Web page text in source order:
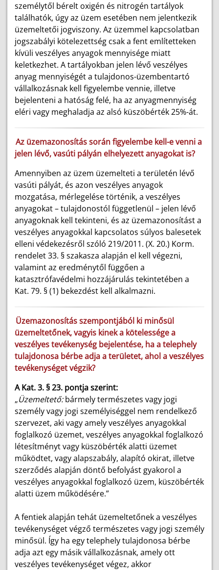
személytől bérelt oxigén és nitrogén tartályok
találhatók, úgy az üzem esetében nem jelentkezik
üzemeltetői jogviszony. Az üzemmel kapcsolatban
jogszabályi kötelezettség csak a fent említetteken
kívüli veszélyes anyagok mennyisége miatt
keletkezhet. A tartályokban jelen lévő veszélyes
anyag mennyiségét a tulajdonos-üzembentartó
vállalkozásnak kell figyelembe vennie, illetve
bejelenteni a hatóság felé, ha az anyagmennyiség
eléri vagy meghaladja az alsó küszöbérték 25%-át.
Az üzemazonosítás során figyelembe kell-e venni a
jelen lévő, vasúti pályán elhelyezett anyagokat is?
Amennyiben az üzem üzemelteti a területén lévő
vasúti pályát, és azon veszélyes anyagok
mozgatása, mérlegelése történik, a veszélyes
anyagokat – tulajdonostól függetlenül – jelen lévő
anyagoknak kell tekinteni, és az üzemazonosítást a
veszélyes anyagokkal kapcsolatos súlyos balesetek
elleni védekezésről szóló 219/2011. (X. 20.) Korm.
rendelet 33. § szakasza alapján el kell végezni,
valamint az eredménytől függően a
katasztrófavédelmi hozzájárulás tekintetében a
Kat. 79. § (1) bekezdést kell alkalmazni.
Üzemazonosítás szempontjából ki minősül
üzemeltetőnek, vagyis kinek a kötelessége a
veszélyes tevékenység bejelentése, ha a telephely
tulajdonosa bérbe adja a területet, ahol a veszélyes
tevékenységet végzik?
A Kat. 3. § 23. pontja szerint:
„Üzemeltető:bármely természetes vagy jogi
személy vagy jogi személyiséggel nem rendelkező
szervezet, aki vagy amely veszélyes anyagokkal
foglalkozó üzemet, veszélyes anyagokkal foglalkozó
létesítményt vagy küszöbérték alatti üzemet
működtet, vagy alapszabály, alapító okirat, illetve
szerződés alapján döntő befolyást gyakorol a
veszélyes anyagokkal foglalkozó üzem, küszöbérték
alatti üzem működésére.”
A fentiek alapján tehát üzemeltetőnek a veszélyes
tevékenységet végző természetes vagy jogi személy
minősül. Így ha egy telephely tulajdonosa bérbe
adja azt egy másik vállalkozásnak, amely ott
veszélyes tevékenységet végez, akkor